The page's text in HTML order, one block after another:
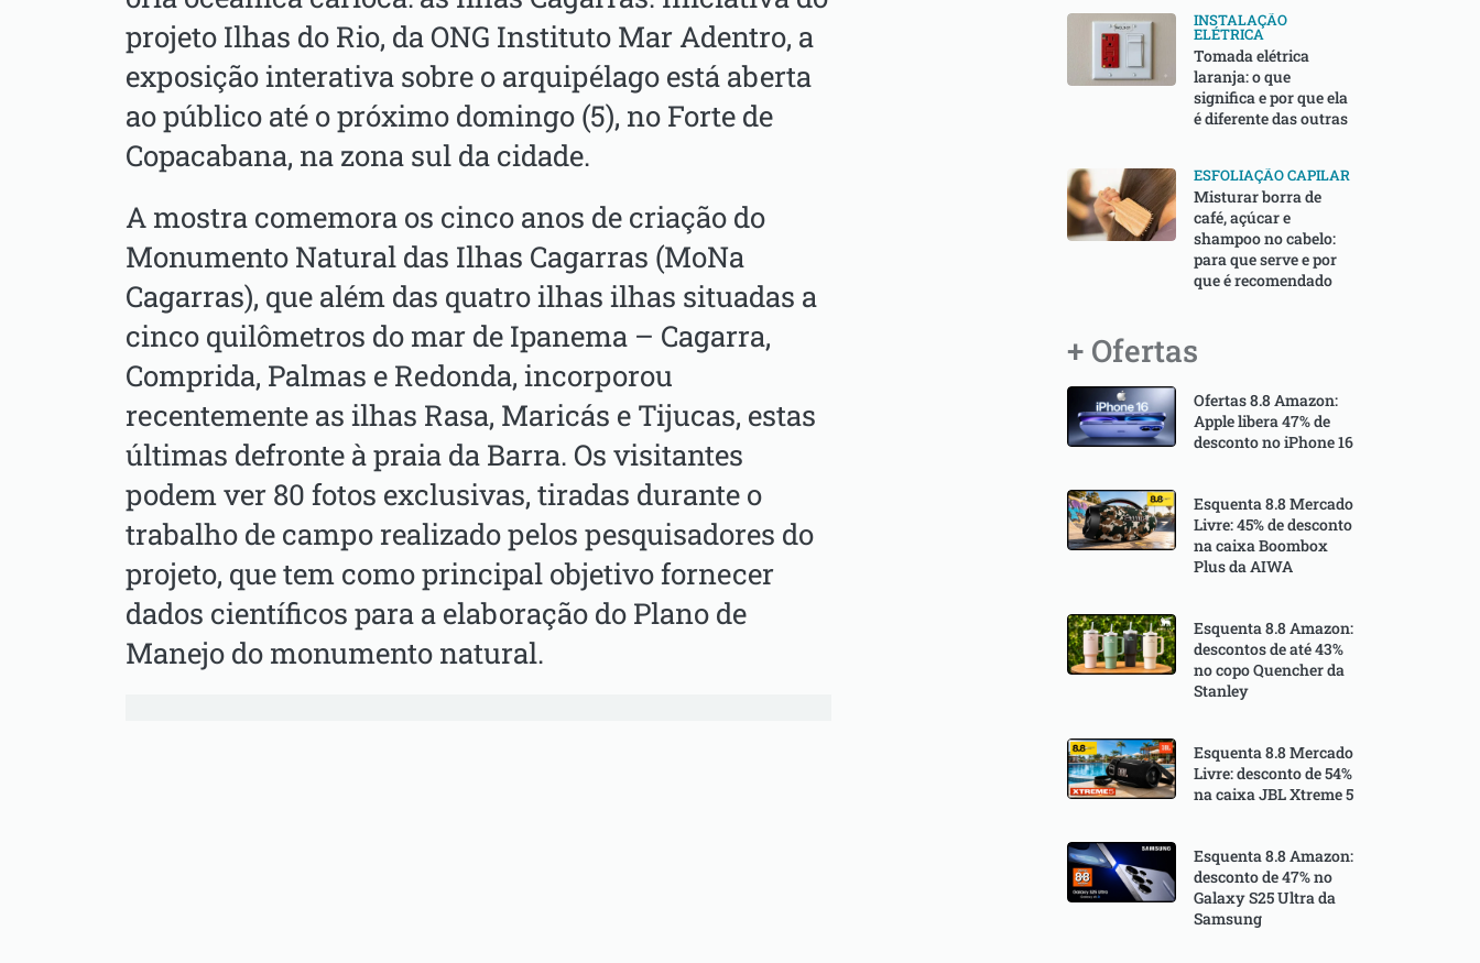
projeto Ilhas do Rio, da ONG Instituto Mar Adentro, a
exposição interativa sobre o arquipélago está aberta
ao público até o próximo domingo (5), no Forte de
Copacabana, na zona sul da cidade.
A mostra comemora os cinco anos de criação do
Monumento Natural das Ilhas Cagarras (MoNa
Cagarras), que além das quatro ilhas ilhas situadas a
cinco quilômetros do mar de Ipanema – Cagarra,
Comprida, Palmas e Redonda, incorporou
recentemente as ilhas Rasa, Maricás e Tijucas, estas
últimas defronte à praia da Barra. Os visitantes
podem ver 80 fotos exclusivas, tiradas durante o
trabalho de campo realizado pelos pesquisadores do
projeto, que tem como principal objetivo fornecer
dados científicos para a elaboração do Plano de
Manejo do monumento natural.
INSTALAÇÃO
ELÉTRICA
Tomada elétrica
laranja: o que
significa e por que ela
é diferente das outras
ESFOLIAÇÃO CAPILAR
Misturar borra de
café, açúcar e
shampoo no cabelo:
para que serve e por
que é recomendado
+ Ofertas
Ofertas 8.8 Amazon:
Apple libera 47% de
desconto no iPhone 16
Esquenta 8.8 Mercado
Livre: 45% de desconto
na caixa Boombox
Plus da AIWA
Esquenta 8.8 Amazon:
descontos de até 43%
no copo Quencher da
Stanley
Esquenta 8.8 Mercado
Livre: desconto de 54%
na caixa JBL Xtreme 5
Esquenta 8.8 Amazon:
desconto de 47% no
Galaxy S25 Ultra da
Samsung